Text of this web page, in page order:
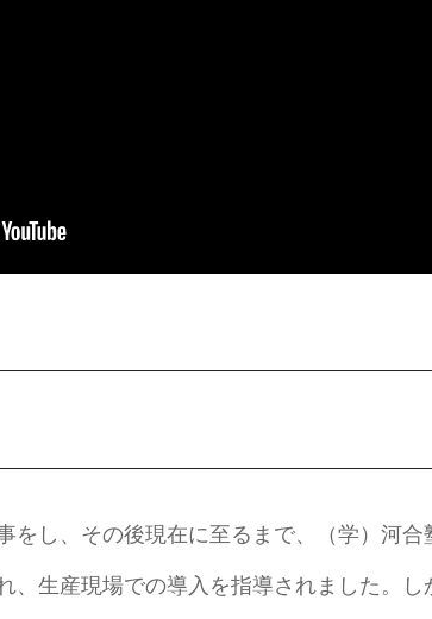
をし、その後現在に至るまで、（学）河
生産現場での導入を指導されました。